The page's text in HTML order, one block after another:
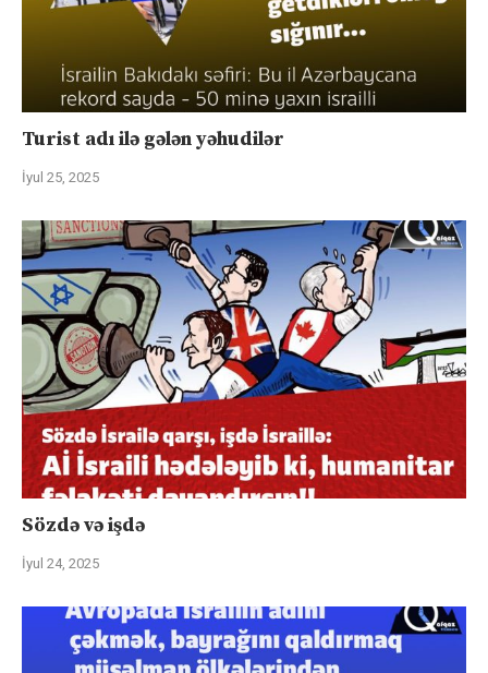
Turist adı ilə gələn yəhudilər
İyul 25, 2025
Sözdə və işdə
İyul 24, 2025